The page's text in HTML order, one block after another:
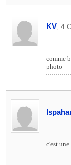
KV, 4
comme
photo
c'est